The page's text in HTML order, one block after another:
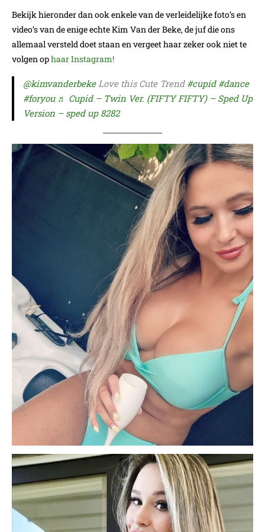
Bekijk hieronder dan ook enkele van de verleidelijke foto’s en
video’s van de enige echte Kim Van der Beke, de juf die ons
allemaal versteld doet staan en vergeet haar zeker ook niet te
volgen ophaar Instagram!
@kimvanderbekeLove this Cute Trend #cupid #dance
#foryou ♬ Cupid – Twin Ver. (FIFTY FIFTY) – Sped Up
Version – sped up 8282